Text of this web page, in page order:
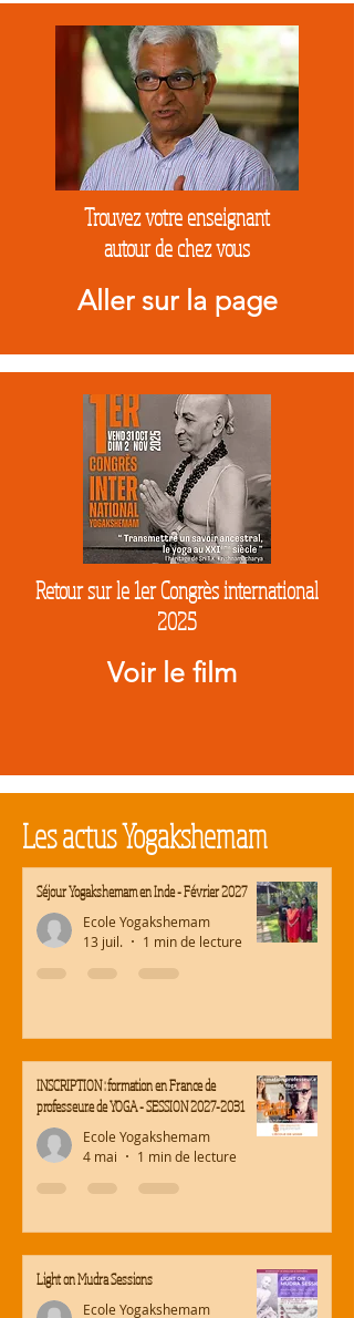
Trouvez votre enseignant
autour de chez vous
Aller sur la page
Retour sur le 1er Congrès international
2025
Voir le film
Les actus Yogakshemam
Séjour Yogakshemam en Inde - Février 2027
Ecole Yogakshemam
13 juil.
1 min de lecture
INSCRIPTION : formation en France de
professeur.e de YOGA - SESSION 2027-2031
Ecole Yogakshemam
4 mai
1 min de lecture
Light on Mudra Sessions
Ecole Yogakshemam